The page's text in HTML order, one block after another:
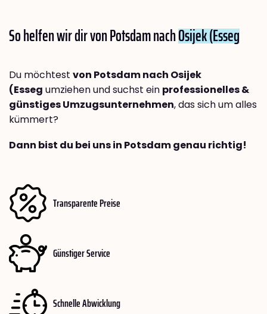
So helfen wir dir von Potsdam nachOsijek (Esseg
Du möchtest von Potsdam nach Osijek
(Esseg umziehen und suchst ein professionelles &
günstiges Umzugsunternehmen, das sich um alles
kümmert?
Dann bist du bei uns in Potsdam genau richtig!
Transparente Preise
Günstiger Service
Schnelle Abwicklung